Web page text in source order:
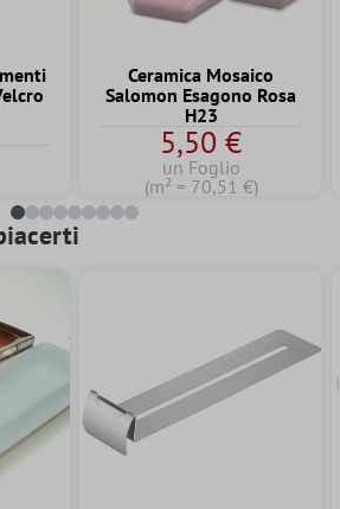
Ceramica Mosaico
Salomon Esagono Rosa
H23
5,50 €
un Foglio
(m² = 70,51 €)